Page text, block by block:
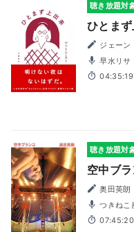
聴き放題対
ひとま
ジェーン
早水リサ
04:35:19
聴き放題対
空中ブ
奥田英朗
つきねこ
07:45:20